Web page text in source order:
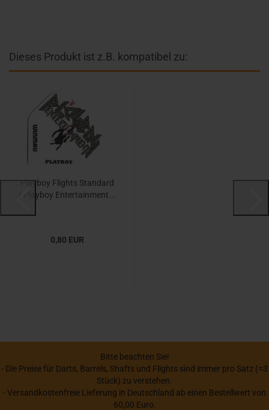
Dieses Produkt ist z.B. kompatibel zu:
Playboy Flights Standard
/ Playboy Entertainment...
0,80 EUR
Bitte beachten Sie!
- Die Preise für Darts, Barrels, Shafts und Flights sind immer pro Satz (=3
Stück) zu verstehen.
- Versandkostenfreie Lieferung in Deutschland ab einen Bestellwert von
60,00 Euro.